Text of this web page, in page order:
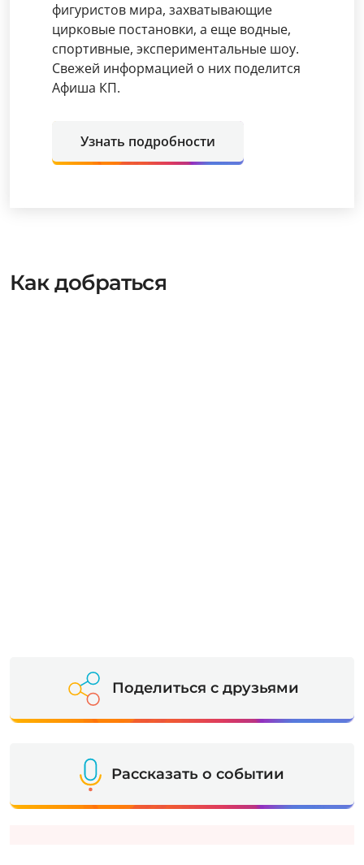
фигуристов мира, захватывающие
цирковые постановки, а еще водные,
спортивные, экспериментальные шоу.
Свежей информацией о них поделится
Афиша КП.
Узнать подробности
Как добраться
Поделиться с друзьями
Рассказать о событии